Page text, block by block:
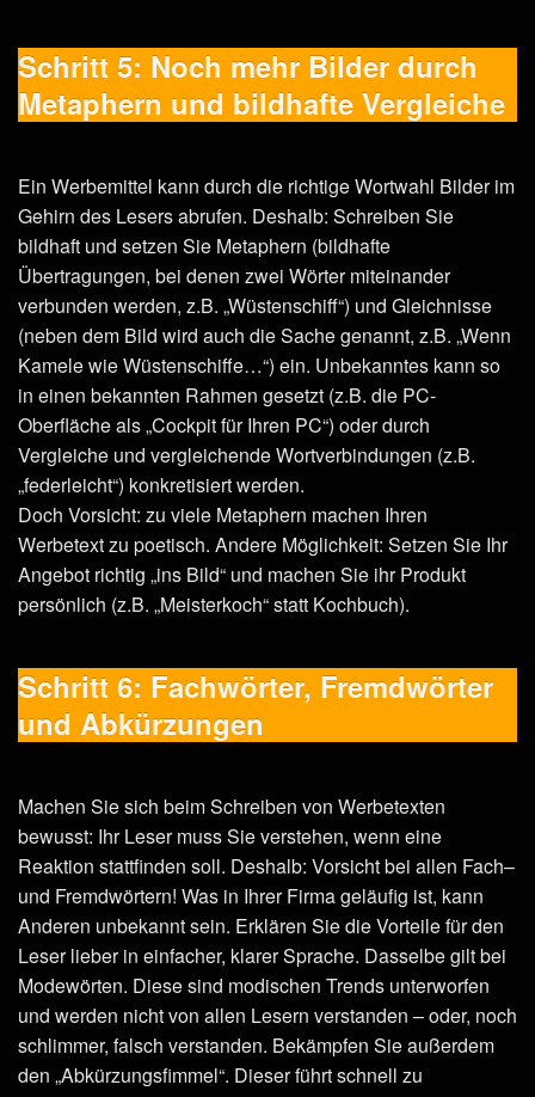
Schritt 5: Noch mehr Bilder durch
Metaphern und bildhafte Vergleiche
Ein Werbemittel kann durch die richtige Wortwahl Bilder im
Gehirn des Lesers abrufen. Deshalb: Schreiben Sie
bildhaft und setzen Sie Metaphern (bildhafte
Übertragungen, bei denen zwei Wörter miteinander
verbunden werden, z.B. „Wüstenschiff“) und Gleichnisse
(neben dem Bild wird auch die Sache genannt, z.B. „Wenn
Kamele wie Wüstenschiffe…“) ein. Unbekanntes kann so
in einen bekannten Rahmen gesetzt (z.B. die PC-
Oberfläche als „Cockpit für Ihren PC“) oder durch
Vergleiche und vergleichende Wortverbindungen (z.B.
„federleicht“) konkretisiert werden.
Doch Vorsicht: zu viele Metaphern machen Ihren
Werbetext zu poetisch. Andere Möglichkeit: Setzen Sie Ihr
Angebot richtig „ins Bild“ und machen Sie ihr Produkt
persönlich (z.B. „Meisterkoch“ statt Kochbuch).
Schritt 6: Fachwörter, Fremdwörter
und Abkürzungen
Machen Sie sich beim Schreiben von Werbetexten
bewusst: Ihr Leser muss Sie verstehen, wenn eine
Reaktion stattfinden soll. Deshalb: Vorsicht bei allen Fach–
und Fremdwörtern! Was in Ihrer Firma geläufig ist, kann
Anderen unbekannt sein. Erklären Sie die Vorteile für den
Leser lieber in einfacher, klarer Sprache. Dasselbe gilt bei
Modewörten. Diese sind modischen Trends unterworfen
und werden nicht von allen Lesern verstanden – oder, noch
schlimmer, falsch verstanden. Bekämpfen Sie außerdem
den „Abkürzungsfimmel“. Dieser führt schnell zu